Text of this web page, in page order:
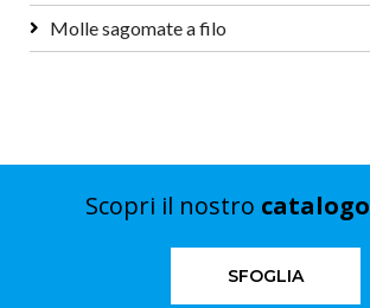
Molle sagomate a filo
Scopri il nostro catalogo
SFOGLIA